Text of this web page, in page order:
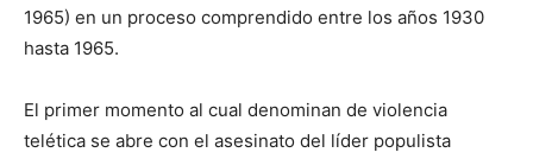
1965) en un proceso comprendido entre los años 1930
hasta 1965.
El primer momento al cual denominan de violencia
telética se abre con el asesinato del líder populista